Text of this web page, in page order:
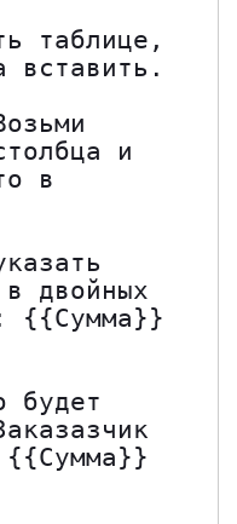
таблице,
вставить.
и
в
двойных
{{Сумма}}
будет
{{Сумма}}